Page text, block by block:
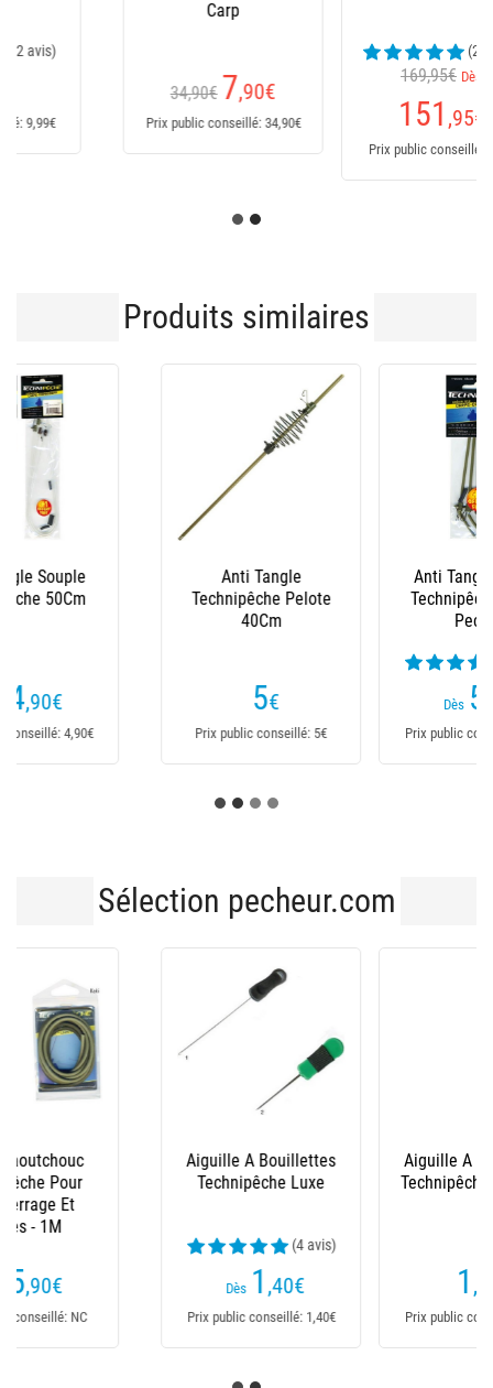
,95€
Prix public conseillé: 170€
Prix public conseillé: 235€
Produits similaires
Anti Tangle Coude
Technipêche Pret A
Prix public conseillé: 5,90€
Anti Tangle Fox Edges
Naturals Anti Tangle
(1 avis)
Prix public conseillé: 4,99€
Sélection pecheur.com
Aiguille A Bouillettes
Technipêche Inox Noir
Prix public conseillé: 1,70€
Aiguille A Bouillettes
Technipêche Super
Prix public conseillé: 5€